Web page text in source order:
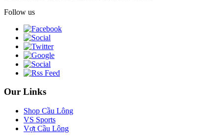
Follow us
Our Links
Shop Cầu Lông
VS Sports
Vợt Cầu Lông